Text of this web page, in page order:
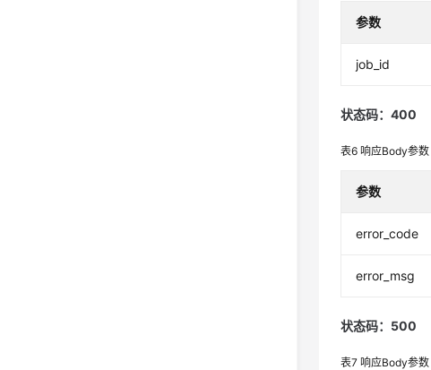
参数
job_id
状态码：400
表6响应Body参数
参数
error_code
error_msg
状态码：500
表7响应Body参数